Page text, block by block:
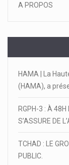
A PROPOS
HAMA | La
(HAMA), a
RGPH-3 : À 48H
S’ASSURE DE
TCHAD : LE
PUBLIC.